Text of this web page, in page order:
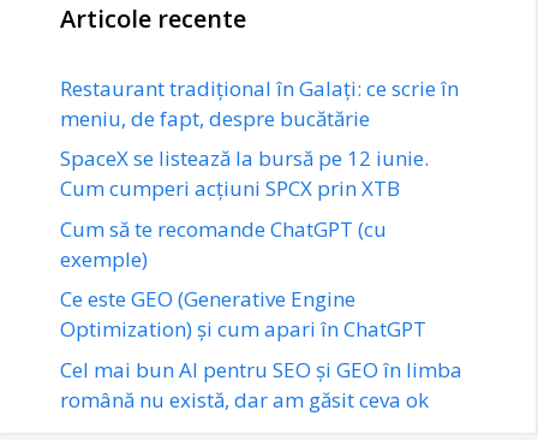
Articole recente
Restaurant tradițional în Galați: ce scrie în
meniu, de fapt, despre bucătărie
SpaceX se listează la bursă pe 12 iunie.
Cum cumperi acțiuni SPCX prin XTB
Cum să te recomande ChatGPT (cu
exemple)
Ce este GEO (Generative Engine
Optimization) și cum apari în ChatGPT
Cel mai bun AI pentru SEO și GEO în limba
română nu există, dar am găsit ceva ok